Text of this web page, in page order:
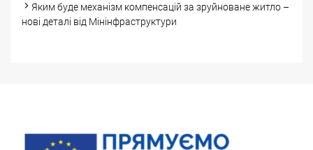
Яким буде механізм компенсацій за зруйноване житло –
нові деталі від Мінінфраструктури